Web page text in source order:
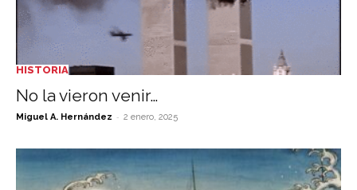
HISTORIA
No la vieron venir…
Miguel A. Hernández - 2 enero, 2025